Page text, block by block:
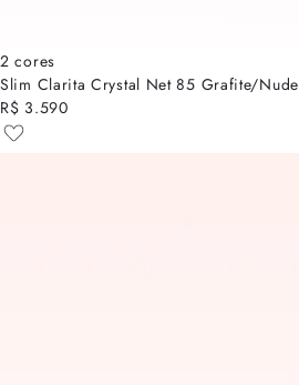
2 cores
Slim Clarita Crystal Net 85 Grafite/Nude
R$ 3.590